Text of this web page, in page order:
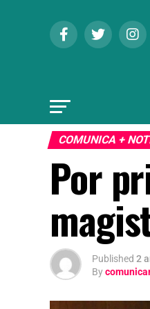
COMUNICA +
Por
Published 2
By